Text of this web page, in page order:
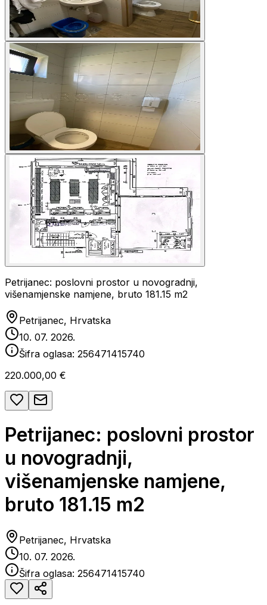
Petrijanec: poslovni prostor u novogradnji,
višenamjenske namjene, bruto 181.15 m2
Petrijanec, Hrvatska
10. 07. 2026.
Šifra oglasa: 256471415740
220.000,00 €
Petrijanec: poslovni prostor
u novogradnji,
višenamjenske namjene,
bruto 181.15 m2
Petrijanec, Hrvatska
10. 07. 2026.
Šifra oglasa: 256471415740